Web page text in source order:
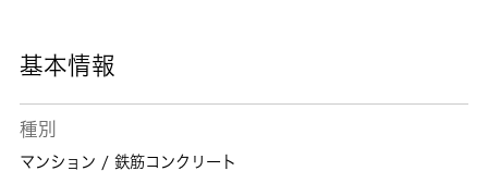
基本情報
種別
マンション / 鉄筋コンクリート